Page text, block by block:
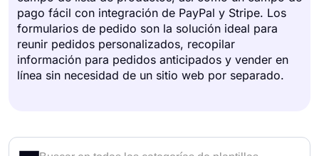
pago fácil con integración de PayPal y Stripe. Los
formularios de pedido son la solución ideal para
reunir pedidos personalizados, recopilar
información para pedidos anticipados y vender en
línea sin necesidad de un sitio web por separado.